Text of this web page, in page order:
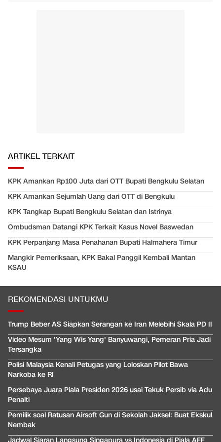
ARTIKEL TERKAIT
KPK Amankan Rp100 Juta dari OTT Bupati Bengkulu Selatan
KPK Amankan Sejumlah Uang dari OTT di Bengkulu
KPK Tangkap Bupati Bengkulu Selatan dan Istrinya
Ombudsman Datangi KPK Terkait Kasus Novel Baswedan
KPK Perpanjang Masa Penahanan Bupati Halmahera Timur
Mangkir Pemeriksaan, KPK Bakal Panggil Kembali Mantan
KSAU
REKOMENDASI UNTUKMU
Trump Beber AS Siapkan Serangan ke Iran Melebihi Skala PD II
Video Mesum 'Yang Wis Yang' Banyuwangi, Pemeran Pria Jadi
Tersangka
Polisi Malaysia Kenali Petugas yang Loloskan Pilot Bawa
Narkoba ke RI
Persebaya Juara Piala Presiden 2026 usai Tekuk Persib via Adu
Penalti
Pemilik soal Ratusan Airsoft Gun di Sekolah Jaksel: Buat Ekskul
Nembak